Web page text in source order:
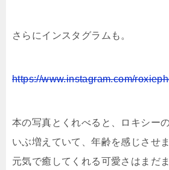
さらにインスタグラムも。
https://www.instagram.com/
本の写真とくれべると、ロキシー
いぶ増えていて、年齢を感じさせ
元気で癒してくれる可愛さはまだ